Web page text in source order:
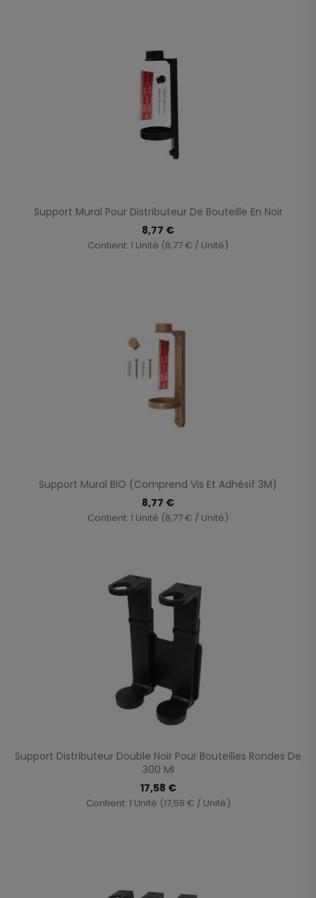
Support Mural Pour Distributeur De Bouteille En Noir
8,77 €
Contient: 1 Unité (8,77 € / Unité)
Support Mural BIO (comprend Vis Et Adhésif 3M)
8,77 €
Contient: 1 Unité (8,77 € / Unité)
Support Distributeur Double Noir Pour Bouteilles Rondes De
300 Ml
17,58 €
Contient: 1 Unité (17,58 € / Unité)